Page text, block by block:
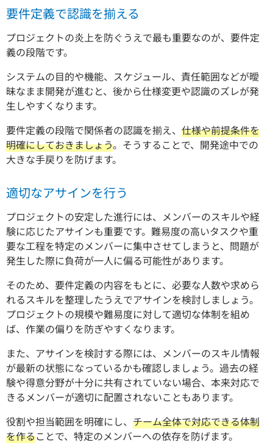
要件定義で認識を揃える
プロジェクトの炎上を防ぐうえで最も重要なのが、要件定
義の段階です。
システムの目的や機能、スケジュール、責任範囲などが曖
昧なまま開発が進むと、後から仕様変更や認識のズレが発
生しやすくなります。
要件定義の段階で関係者の認識を揃え、 仕様や前提条件を
明確にしておきましょう。そうすることで、開発途中での
大きな手戻りを防げます。
適切なアサインを行う
プロジェクトの安定した進行には、メンバーのスキルや経
験に応じたアサインも重要です。難易度の高いタスクや重
要な工程を特定のメンバーに集中させてしまうと、問題が
発生した際に負荷が一人に偏る可能性があります。
そのため、要件定義の内容をもとに、必要な人数や求めら
れるスキルを整理したうえでアサインを検討しましょう。
プロジェクトの規模や難易度に対して適切な体制を組め
ば、作業の偏りを防ぎやすくなります。
また、アサインを検討する際には、メンバーのスキル情報
が最新の状態になっているかも確認しましょう。過去の経
験や得意分野が十分に共有されていない場合、本来対応で
きるメンバーが適切に配置されないこともあります。
役割や担当範囲を明確にし、 チーム全体で対応できる体制
を作ることで、特定のメンバーへの依存を防げます。